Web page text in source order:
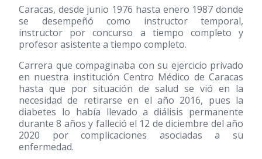
Caracas, desde junio 1976 hasta enero 1987 donde
se desempeñó como instructor temporal,
instructor por concurso a tiempo completo y
profesor asistente a tiempo completo.
Carrera que compaginaba con su ejercicio privado
en nuestra institución Centro Médico de Caracas
hasta que por situación de salud se vió en la
necesidad de retirarse en el año 2016, pues la
diabetes lo había llevado a diálisis permanente
durante 8 años y falleció el 12 de diciembre del año
2020 por complicaciones asociadas a su
enfermedad.